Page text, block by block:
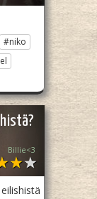
#niko
Billie<3